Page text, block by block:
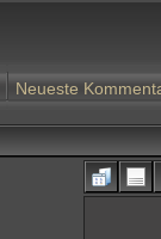
Neueste